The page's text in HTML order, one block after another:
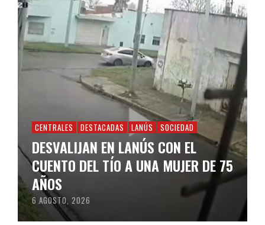
CENTRALES DESTACADAS LANÚS SOCIEDAD
DESVALIJAN EN LANÚS CON EL
CUENTO DEL TÍO A UNA MUJER DE 75
AÑOS
6 AGOSTO, 2026